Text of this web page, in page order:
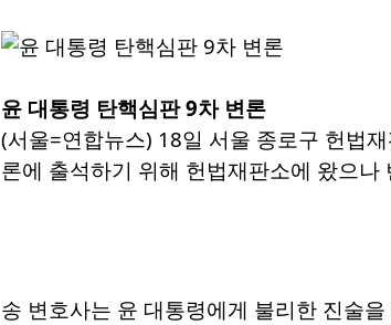
윤 대통령 탄핵심판 9차 변론
(서울=연합뉴스) 18일 서울 종로구 헌법
론에 출석하기 위해 헌법재판소에 왔으
송 변호사는 윤 대통령에게 불리한 진술